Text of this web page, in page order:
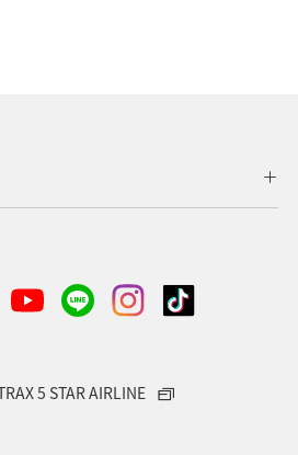
床 鹿児島県
広島県 春
）
5 STAR AIRLINE